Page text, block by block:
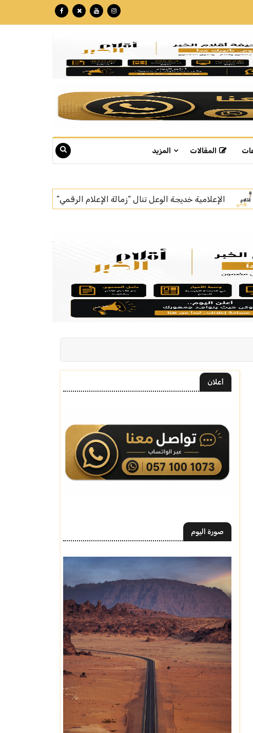
المقالات المزيد
الإعلام الرقمي” بتكللة تجاوزت الـ 60 مليون ريال.. "نبع" تبوك تنهي تركيب أسرع خط إنتاج للمياه في العالم
أعلان
صورة اليوم